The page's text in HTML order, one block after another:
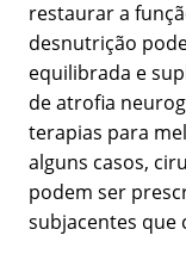
restaurar a
desnutrição
equilibrada e
de atrofia
terapias para
alguns casos,
podem ser
subjacentes que